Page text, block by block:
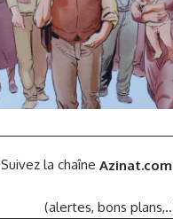
Suivez la chaîne
(alertes, bons